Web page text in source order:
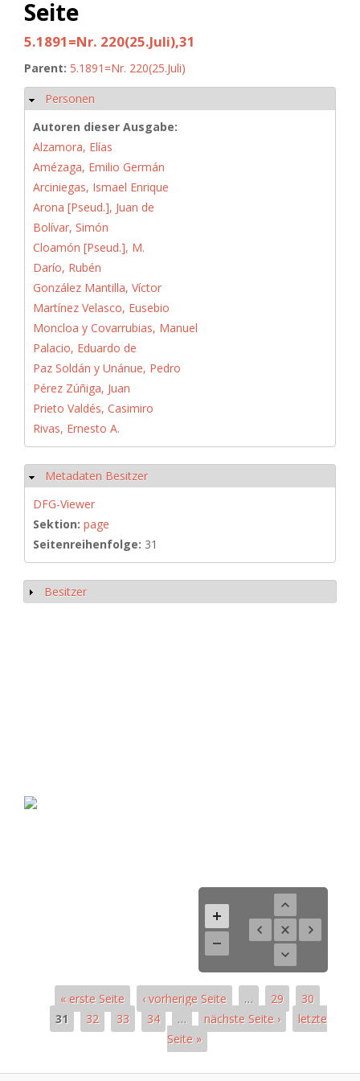
Seite
5.1891=Nr. 220(25.Juli),31
Parent: 5.1891=Nr. 220(25.Juli)
Ausblenden
Personen
Autoren dieser Ausgabe:
Alzamora, Elías
Amézaga, Emilio Germán
Arciniegas, Ismael Enrique
Arona [Pseud.], Juan de
Bolívar, Simón
Cloamón [Pseud.], M.
Darío, Rubén
González Mantilla, Víctor
Martínez Velasco, Eusebio
Moncloa y Covarrubias, Manuel
Palacio, Eduardo de
Paz Soldán y Unánue, Pedro
Pérez Zúñiga, Juan
Prieto Valdés, Casimiro
Rivas, Ernesto A.
Ausblenden
Metadaten Besitzer
DFG-Viewer
Sektion: page
Seitenreihenfolge: 31
Anzeigen
Besitzer
« erste Seite ‹ vorherige Seite … 29
30
31
32 33 34 … nächste Seite ›
letzte
Seite »